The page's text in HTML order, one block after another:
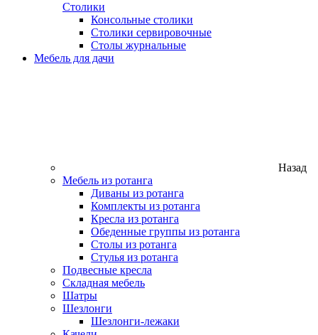
Столики
Консольные столики
Столики сервировочные
Столы журнальные
Мебель для дачи
Назад
Мебель из ротанга
Диваны из ротанга
Комплекты из ротанга
Кресла из ротанга
Обеденные группы из ротанга
Столы из ротанга
Стулья из ротанга
Подвесные кресла
Складная мебель
Шатры
Шезлонги
Шезлонги-лежаки